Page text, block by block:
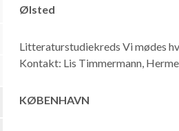
Ølsted
Litteraturstudiekreds Vi mødes
Kontakt: Lis Timmermann,
KØBENHAVN